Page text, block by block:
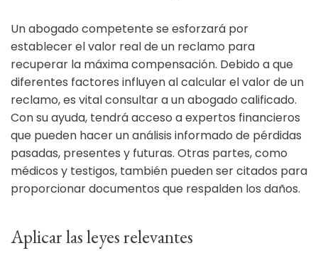
Un abogado competente se esforzará por
establecer el valor real de un reclamo para
recuperar la máxima compensación. Debido a que
diferentes factores influyen al calcular el valor de un
reclamo, es vital consultar a un abogado calificado.
Con su ayuda, tendrá acceso a expertos financieros
que pueden hacer un análisis informado de pérdidas
pasadas, presentes y futuras. Otras partes, como
médicos y testigos, también pueden ser citados para
proporcionar documentos que respalden los daños.
Aplicar las leyes relevantes